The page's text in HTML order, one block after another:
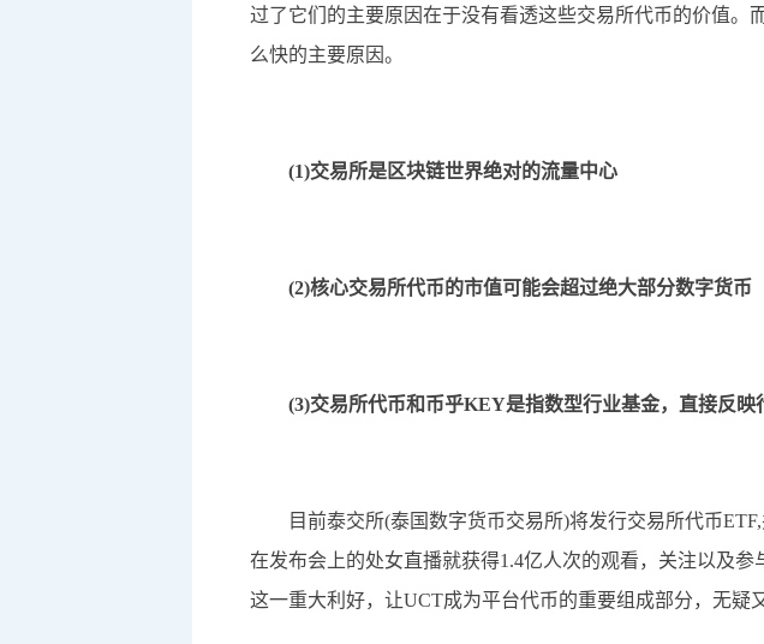
过了它们的主要原因在于没有看透这些交易所代币的价值
么快的主要原因。
(1)交易所是区块链世界绝对的流量中心
(2)核心交易所代币的市值可能会超过绝大部分数字货币
(3)交易所代币和币乎KEY是指数型行业基金，直接反映
目前泰交所(泰国数字货币交易所)将发行交易所代币ETF,
在发布会上的处女直播就获得1.4亿人次的观看，关注以及
这一重大利好，让UCT成为平台代币的重要组成部分，无疑